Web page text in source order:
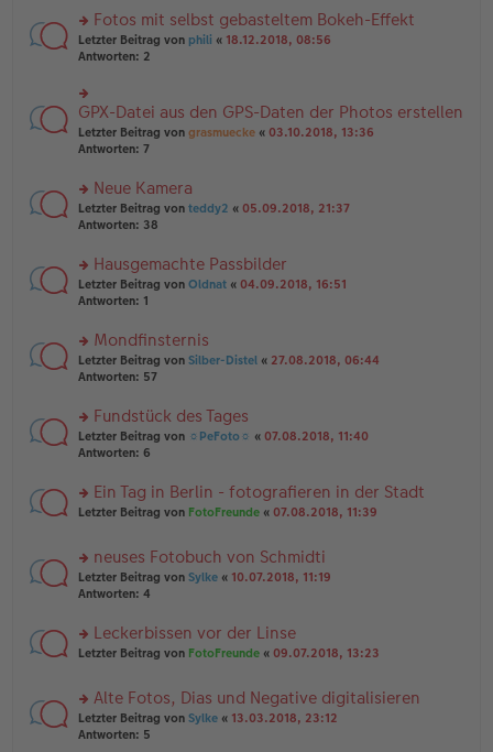
tr
a
g
e
n
er
tr
a
g
n
g
el
e
n
er
B
a
g
rs
te
u
n
g
el
es
n
er
B
a
g
Fotos mit selbst gebasteltem Bokeh-Effekt
Letzter Beitrag von phili « 18.12.2018, 08:56
Antworten: 2
rs
te
r
g
el
es
n
er
B
ei
a
g
GPX-Datei aus den GPS-Daten der Photos erstellen
Letzter Beitrag von grasmuecke « 03.10.2018, 13:36
Antworten: 7
rs
te
n
g
el
e
n
er
tr
a
g
Neue Kamera
Letzter Beitrag von teddy2 « 05.09.2018, 21:37
Antworten: 38
rs
te
n
g
el
e
n
er
tr
a
Hausgemachte Passbilder
Letzter Beitrag von Oldnat « 04.09.2018, 16:51
Antworten: 1
rs
te
n
g
el
e
n
ei
tr
a
Mondfinsternis
Letzter Beitrag von Silber-Distel « 27.08.2018, 06:44
Antworten: 57
rs
te
n
g
es
e
n
er
ei
tr
Fundstück des Tages
Letzter Beitrag von ☼PeFoto☼ « 07.08.2018, 11:40
Antworten: 6
rs
u
n
g
es
e
n
B
ei
tr
a
Ein Tag in Berlin - fotografieren in der Stadt
Letzter Beitrag von FotoFreunde « 07.08.2018, 11:39
rs
te
n
g
es
e
n
er
neuses Fotobuch von Schmidti
Letzter Beitrag von Sylke « 10.07.2018, 11:19
Antworten: 4
rs
u
n
g
Leckerbissen vor der Linse
Letzter Beitrag von FotoFreunde « 09.07.2018, 13:23
rs
te
Alte Fotos, Dias und Negative digitalisieren
Letzter Beitrag von Sylke « 13.03.2018, 23:12
Antworten: 5